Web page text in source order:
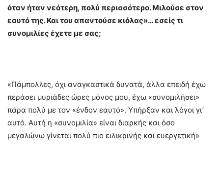
όταν ήταν νεότερη, πολύ περισσότερο. Μιλούσε στον
εαυτό της. Και του απαντούσε κιόλας»… εσείς τι
συνομιλίες έχετε με σας;
«Πάμπολλες, όχι αναγκαστικά δυνατά, άλλα επειδή έχω
περάσει μυριάδες ώρες μόνος μου, έχω «συνομιλήσει»
πάρα πολύ με τον «ένδον εαυτό». Υπήρξαν και λόγοι γι’
αυτό. Αυτή η «συνομιλία» είναι διαρκής και όσο
μεγαλώνω γίνεται πολύ πιο ειλικρινής και ευεργετική»